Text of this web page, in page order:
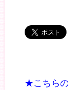
★こちら